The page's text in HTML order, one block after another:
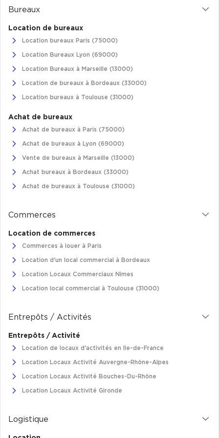
Achat de Commerces
Achat de Commerces à Nîmes
Achat de Commerces à Toulouse
Bureaux privés
Bureaux privés à Lyon
Bureaux privés à Marseille
Bureaux privés à Lille
Plateaux opérés
Plateaux opérés à Lyon
Plateaux opérés à Neuilly-sur-Seine
Plateaux opérés à Boulogne-Billancourt
Collections Flex / Coworking
Guide & Conseils
Bureaux
Location de bureaux
Location bureaux Paris (75000)
Location Bureaux Lyon (69000)
Location Bureaux à Marseille (13000)
Location de bureaux à Bordeaux (33000)
Location bureaux à Toulouse (31000)
Achat de bureaux
Achat de bureaux à Paris (75000)
Achat de bureaux à Lyon (69000)
Vente de bureaux à Marseille (13000)
Achat bureaux à Bordeaux (33000)
Achat de bureaux à Toulouse (31000)
Commerces
Location de commerces
Commerces à louer à Paris
Location d'un local commercial à Bordeaux
Location Locaux Commerciaux Nîmes
Location local commercial à Toulouse (31000)
Entrepôts / Activités
Entrepôts / Activité
Location de locaux d'activités en Ile-de-France
Location Locaux Activité Auvergne-Rhône-Alpes
Location Locaux Activité Bouches-Du-Rhône
Location Locaux Activité Gironde
Logistique